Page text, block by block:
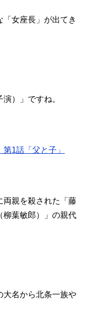
女座長」が出てき
）」ですね。
1話「父と子」
両親を殺された「藤
柳葉敏郎）」の親代
大名から北条一族や